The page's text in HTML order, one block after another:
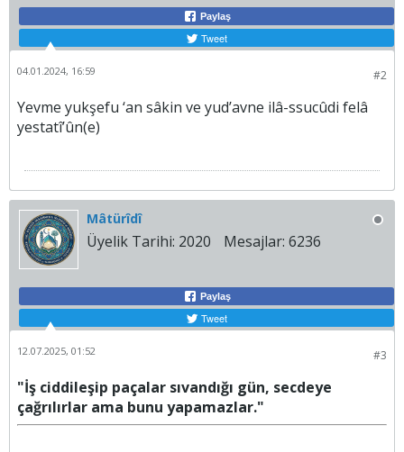
Paylaş
Tweet
#2
04.01.2024, 16:59
Yevme yukşefu ‘an sâkin ve yud’avne ilâ-ssucûdi felâ
yestatî’ûn(e)
Mâtürîdî
Üyelik Tarihi: 2020 Mesajlar: 6236
Paylaş
Tweet
#3
12.07.2025, 01:52
"İş ciddileşip paçalar sıvandığı gün, secdeye
çağrılırlar ama bunu yapamazlar."